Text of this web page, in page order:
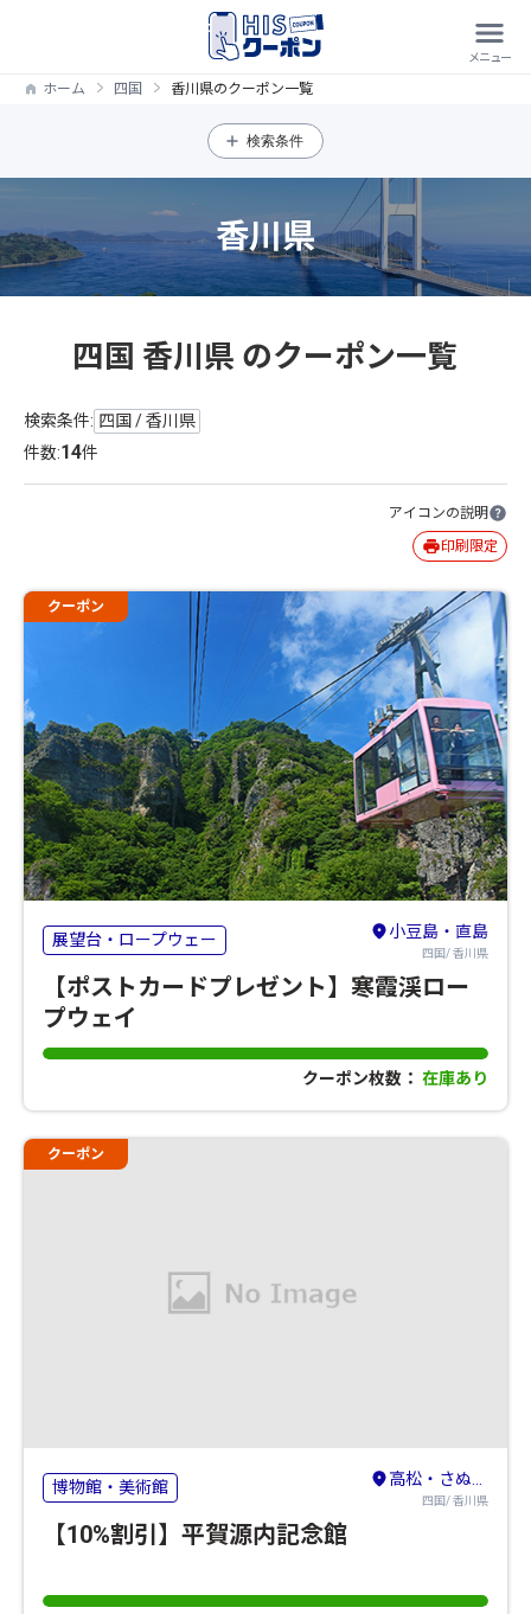
ホーム 四国 香川県のクーポン一覧
検索条件
香川県
四国 香川県 のクーポン一覧
検索条件: 四国 / 香川県
件数:14件
アイコンの説明
印刷限定
クーポン
展望台・ロープウェー 小豆島・直島
四国/ 香川県
【ポストカードプレゼント】寒霞渓ロー
プウェイ
クーポン枚数： 在庫あり
クーポン
博物館・美術館 高松・さぬき・東かがわ
四国/ 香川県
【10%割引】平賀源内記念館